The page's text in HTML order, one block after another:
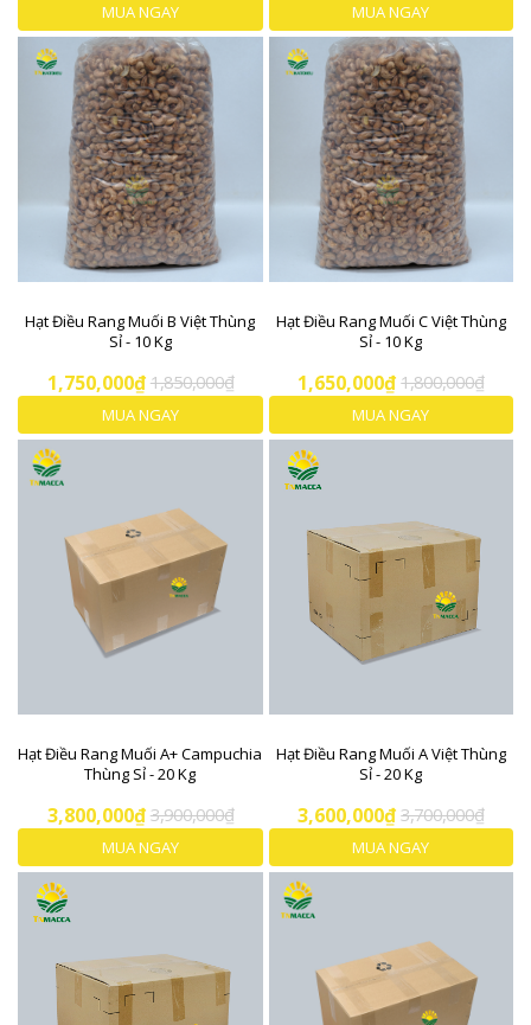
MUA NGAY MUA NGAY
Hạt Điều Rang Muối B Việt Thùng
Sỉ - 10 Kg
1,750,000₫ 1,850,000₫
MUA NGAY
Hạt Điều Rang Muối C Việt Thùng
Sỉ - 10 Kg
1,650,000₫ 1,800,000₫
MUA NGAY
Hạt Điều Rang Muối A+ Campuchia
Thùng Sỉ - 20 Kg
3,800,000₫ 3,900,000₫
MUA NGAY
Hạt Điều Rang Muối A Việt Thùng
Sỉ - 20 Kg
3,600,000₫ 3,700,000₫
MUA NGAY